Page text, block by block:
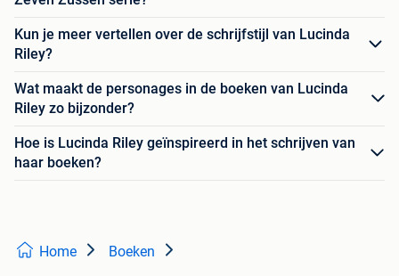
Kun je meer vertellen over de schrijfstijl van Lucinda
Riley?
Wat maakt de personages in de boeken van Lucinda
Riley zo bijzonder?
Hoe is Lucinda Riley geïnspireerd in het schrijven van
haar boeken?
Home Boeken